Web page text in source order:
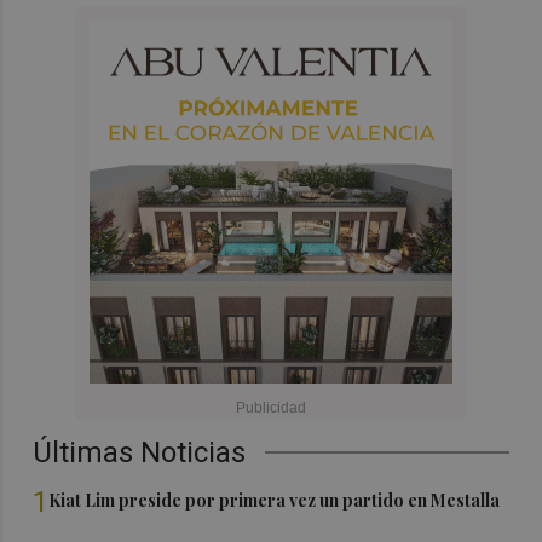
Últimas Noticias
1 Kiat Lim preside por primera vez un partido en Mestalla